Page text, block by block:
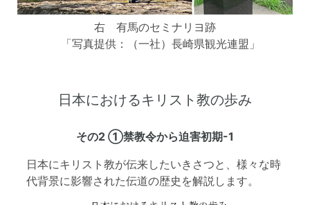
右 有馬のセミナリヨ跡
「写真提供：（一社）長崎県観光連盟」
日本におけるキリスト教の歩み
その2 ①禁教令から迫害初期-1
日本にキリスト教が伝来したいきさつと、様々な時
代背景に影響された伝道の歴史を解説します。